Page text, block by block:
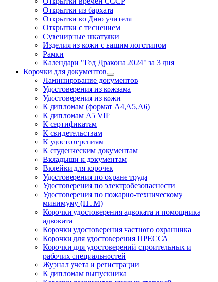
Открытки из бархата
Открытки ко Дню учителя
Открытки с тиснением
Сувенирные шкатулки
Изделия из кожи с вашим логотипом
Рамки
Календари "Год Дракона 2024" за 3 дня
Корочки для документов
Ламинирование документов
Удостоверения из кожзама
Удостоверения из кожи
К дипломам (формат А4,А5,А6)
К дипломам А5 VIP
К сертификатам
К свидетельствам
К удостоверениям
К студенческим документам
Вкладыши к документам
Вклейки для корочек
Удостоверения по охране труда
Удостоверения по электробезопасности
Удостоверения по пожарно-техническому
минимуму (ПТМ)
Корочки удостоверения адвоката и помощника
адвоката
Корочки удостоверения частного охранника
Корочки для удостоверения ПРЕССА
Корочки для удостоверений строительных и
рабочих специальностей
Журнал учета и регистрации
К дипломам выпускника